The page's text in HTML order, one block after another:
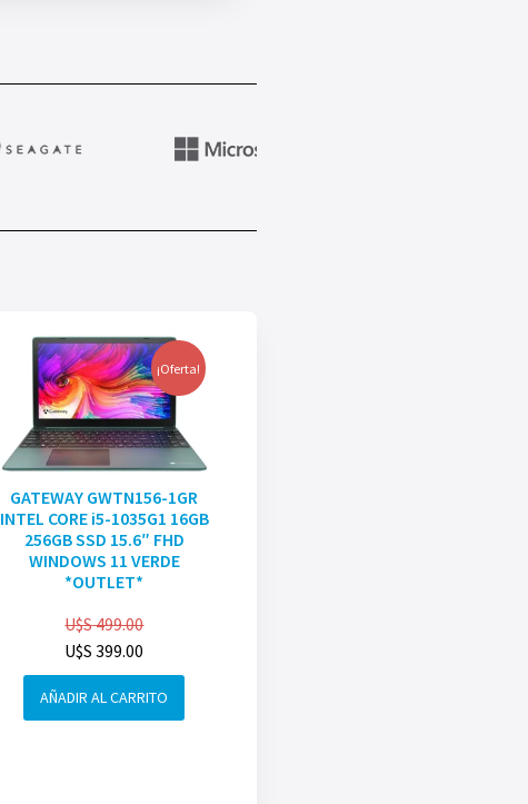
¡Oferta!
GATEWAY GWTN156-1GR
INTEL CORE i5-1035G1 16GB
256GB SSD 15.6″ FHD
WINDOWS 11 VERDE
*OUTLET*
U$S499.00
U$S 399.00
AÑADIR AL CARRITO